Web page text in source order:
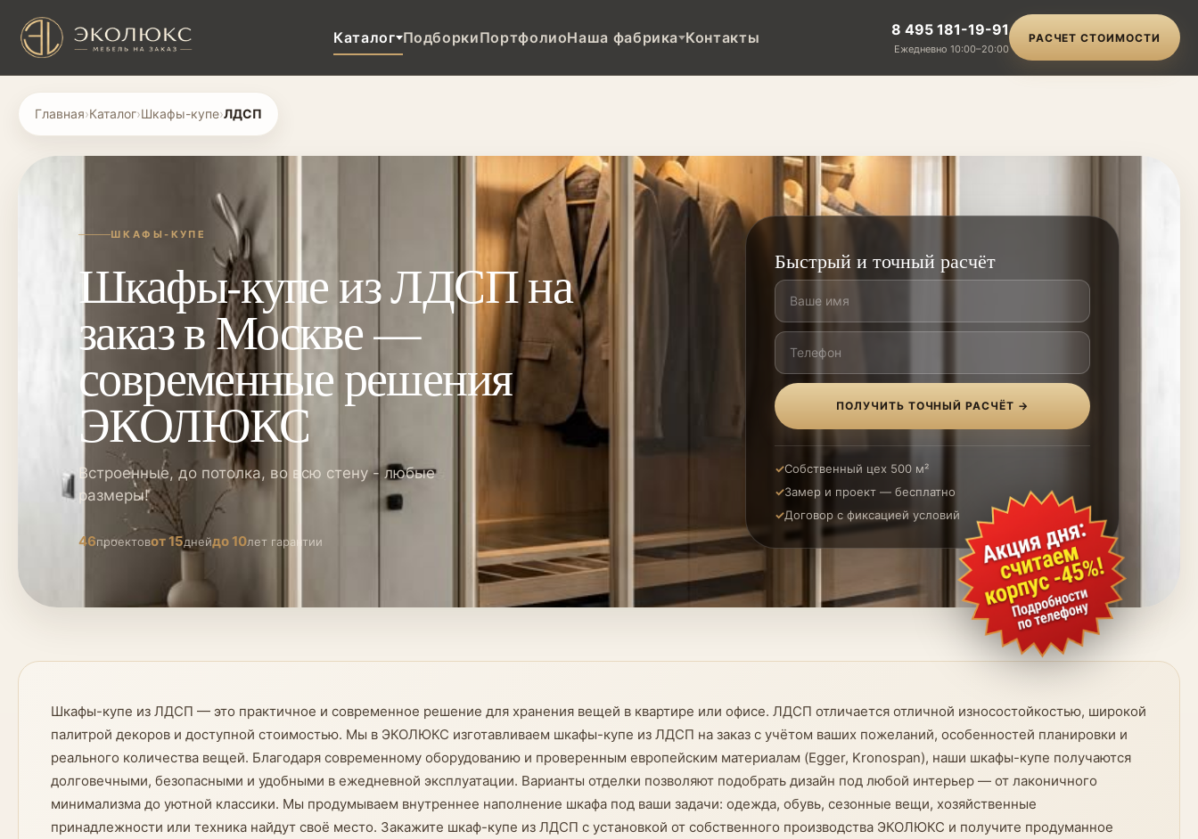
Каталог ПодборкиПортфолиоНаша фабрика Контакты 8 495 181-19-91
Ежедневно 10:00–20:00
РАСЧЕТ СТОИМОСТИ
Главная›Каталог›Шкафы-купе›ЛДСП
ШКАФЫ-КУПЕ
Шкафы-купе из ЛДСП на
заказ в Москве —
современные решения
ЭКОЛЮКС
Встроенные, до потолка, во всю стену - любые
размеры!
46проектовот 15днейдо 10лет гарантии
Быстрый и точный расчёт
ПОЛУЧИТЬ ТОЧНЫЙ РАСЧЁТ →
Собственный цех 500 м²
Замер и проект — бесплатно
Договор с фиксацией условий
Шкафы-купе из ЛДСП — это практичное и современное решение для хранения вещей в квартире или офисе. ЛДСП отличается отличной износостойкостью, широкой
палитрой декоров и доступной стоимостью. Мы в ЭКОЛЮКС изготавливаем шкафы-купе из ЛДСП на заказ с учётом ваших пожеланий, особенностей планировки и
реального количества вещей. Благодаря современному оборудованию и проверенным европейским материалам (Egger, Kronospan), наши шкафы-купе получаются
долговечными, безопасными и удобными в ежедневной эксплуатации. Варианты отделки позволяют подобрать дизайн под любой интерьер — от лаконичного
минимализма до уютной классики. Мы продумываем внутреннее наполнение шкафа под ваши задачи: одежда, обувь, сезонные вещи, хозяйственные
принадлежности или техника найдут своё место. Закажите шкаф-купе из ЛДСП с установкой от собственного производства ЭКОЛЮКС и получите продуманное